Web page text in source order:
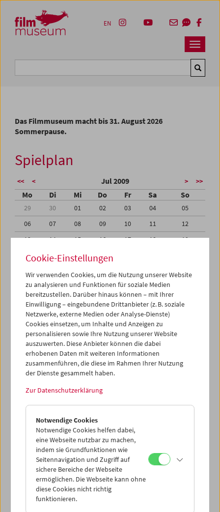
Zum Inhalt
Zum Hauptmenü
Zur Servicenavigation
Zum Suche
Navbar
EN
Das Filmmuseum macht bis 31. August 2026
Sommerpause.
Spielplan
<< < Jul 2009 > >>
Mo Di Mi Do Fr Sa So
29 30 01 02 03 04
05
06
07 08 09 10 11
12
13
14 15 16 17 18
19
20
21 22 23
27
29 31
02
03
04 05 06 07 08
iCalender
Programmheft-PDF
English language or subtitles
< Vorherige Woche
Mo 20.7.
Di 21.7.
Mi 22.7.
Do 23.7.
Cookie-Einstellungen
Wir verwenden Cookies, um die Nutzung unserer Website
zu analysieren und Funktionen für soziale Medien
bereitzustellen. Darüber hinaus können – mit Ihrer
Einwilligung – eingebundene Drittanbieter (z. B. soziale
Netzwerke, externe Medien oder Analyse-Dienste)
Cookies einsetzen, um Inhalte und Anzeigen zu
personalisieren sowie Ihre Nutzung unserer Website
auszuwerten. Diese Anbieter können die dabei
erhobenen Daten mit weiteren Informationen
zusammenführen, die diese im Rahmen Ihrer Nutzung
der Dienste gesammelt haben.
Zur Datenschutzerklärung
Notwendige Cookies
Notwendige Cookies helfen dabei,
eine Webseite nutzbar zu machen,
indem sie Grundfunktionen wie
Seitennavigation und Zugriff auf
sichere Bereiche der Webseite
ermöglichen. Die Webseite kann ohne
diese Cookies nicht richtig
funktionieren.